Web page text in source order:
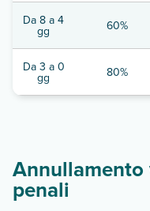
Da 8 a 4
gg 60%
Da 3 a 0
gg 80%
Annullamento
penali